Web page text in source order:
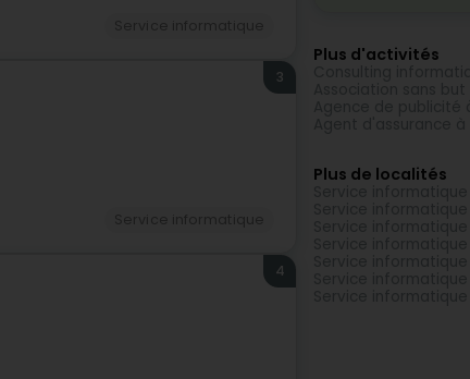
3
4
Plus d'activités
Plus de localités